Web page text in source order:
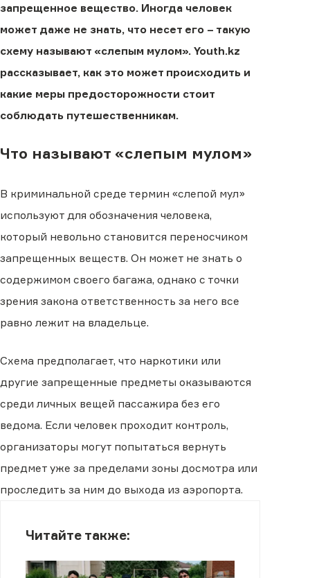
запрещенное вещество. Иногда человек
может даже не знать, что несет его – такую
схему называют «слепым мулом». Youth.kz
рассказывает, как это может происходить и
какие меры предосторожности стоит
соблюдать путешественникам.
Что называют «слепым мулом»
В криминальной среде термин «слепой мул»
используют для обозначения человека,
который невольно становится переносчиком
запрещенных веществ. Он может не знать о
содержимом своего багажа, однако с точки
зрения закона ответственность за него все
равно лежит на владельце.
Схема предполагает, что наркотики или
другие запрещенные предметы оказываются
среди личных вещей пассажира без его
ведома. Если человек проходит контроль,
организаторы могут попытаться вернуть
предмет уже за пределами зоны досмотра или
проследить за ним до выхода из аэропорта.
Читайте также: